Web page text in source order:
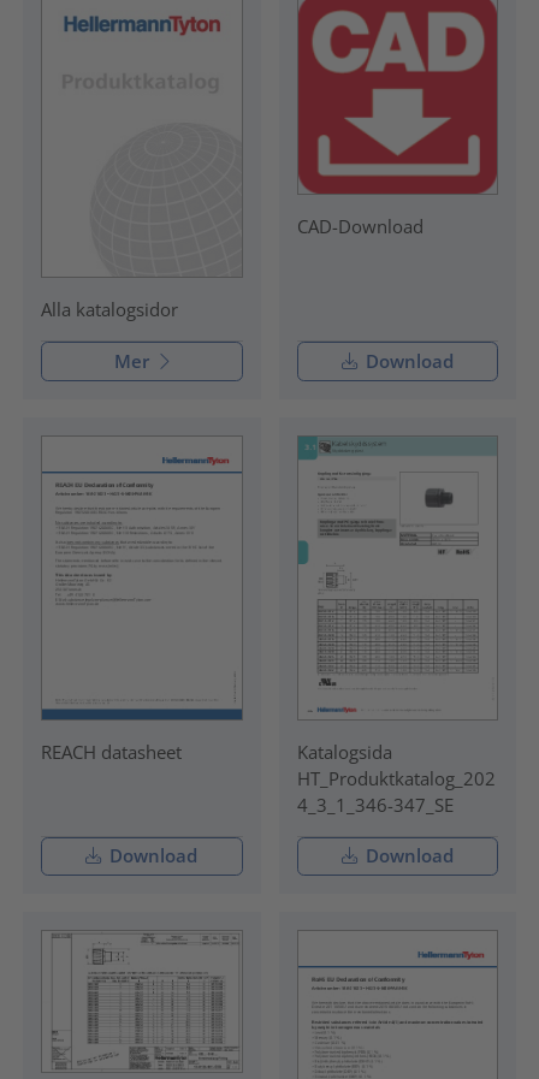
Alla katalogsidor
Mer
CAD-Download
Download
REACH datasheet
Download
Katalogsida
HT_Produktkatalog_202
4_3_1_346-347_SE
Download